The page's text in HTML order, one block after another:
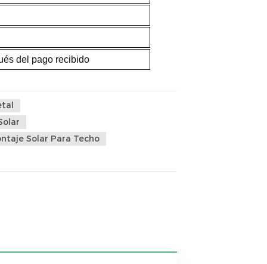
del pago recibido
Solar Para Techo